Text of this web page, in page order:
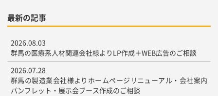
最新の記事
2026.08.03
群馬の医療系人材関連会社様よりLP作成＋WEB広告のご相談
2026.07.28
群馬の製造業会社様よりホームページリニューアル・会社案内
パンフレット・展示会ブース作成のご相談